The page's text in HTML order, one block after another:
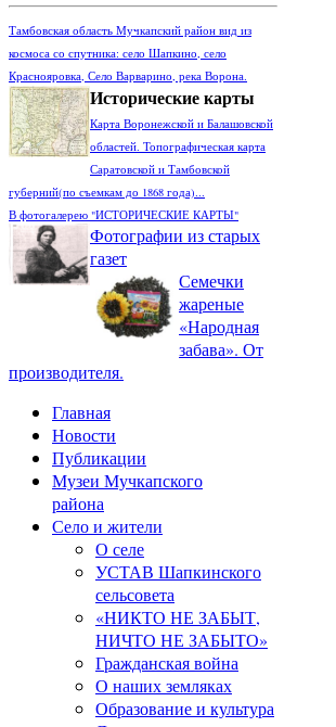
Тамбовская область Мучкапский район вид из
космоса со спутника: село Шапкино, село
Краснояровка, Село Варварино, река Ворона.
Исторические карты
Карта Воронежской и Балашовской
областей. Топографическая карта
Саратовской и Тамбовской
губерний(по съемкам до 1868 года)...
В фотогалерею "ИСТОРИЧЕСКИЕ КАРТЫ"
Фотографии из старых
газет
Семечки
жареные
«Народная
забава». От
производителя.
Главная
Новости
Публикации
Музеи Мучкапского
района
Село и жители
О селе
УСТАВ Шапкинского
сельсовета
«НИКТО НЕ ЗАБЫТ,
НИЧТО НЕ ЗАБЫТО»
Гражданская война
О наших земляках
Образование и культура